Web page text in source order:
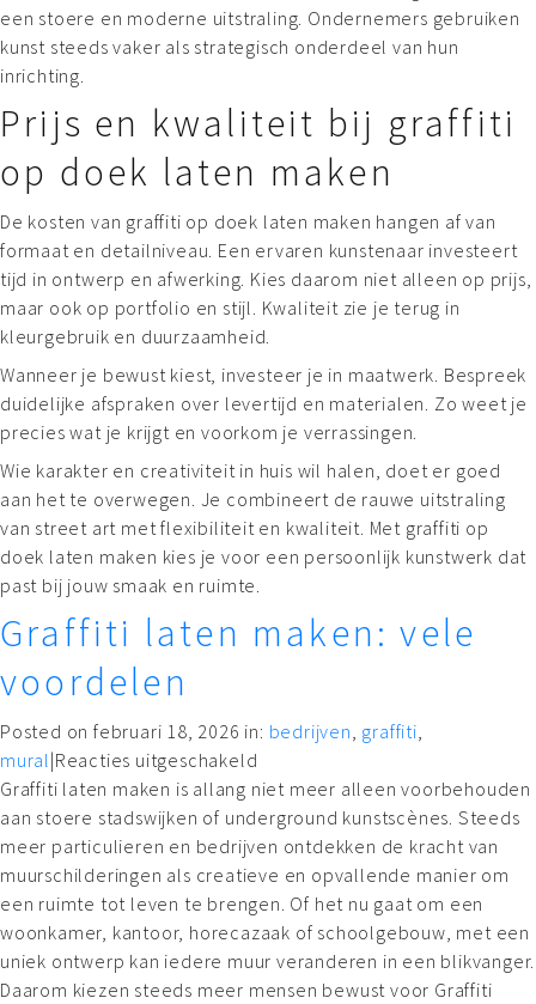
een stoere en moderne uitstraling. Ondernemers gebruiken
kunst steeds vaker als strategisch onderdeel van hun
inrichting.
Prijs en kwaliteit bij graffiti
op doek laten maken
De kosten van graffiti op doek laten maken hangen af van
formaat en detailniveau. Een ervaren kunstenaar investeert
tijd in ontwerp en afwerking. Kies daarom niet alleen op prijs,
maar ook op portfolio en stijl. Kwaliteit zie je terug in
kleurgebruik en duurzaamheid.
Wanneer je bewust kiest, investeer je in maatwerk. Bespreek
duidelijke afspraken over levertijd en materialen. Zo weet je
precies wat je krijgt en voorkom je verrassingen.
Wie karakter en creativiteit in huis wil halen, doet er goed
aan het te overwegen. Je combineert de rauwe uitstraling
van street art met flexibiliteit en kwaliteit. Met graffiti op
doek laten maken kies je voor een persoonlijk kunstwerk dat
past bij jouw smaak en ruimte.
Graffiti laten maken: vele
voordelen
Posted on februari 18, 2026 in: bedrijven graffiti
mural |Reacties uitgeschakeld
Graffiti laten maken is allang niet meer alleen voorbehouden
aan stoere stadswijken of underground kunstscènes. Steeds
meer particulieren en bedrijven ontdekken de kracht van
muurschilderingen als creatieve en opvallende manier om
een ruimte tot leven te brengen. Of het nu gaat om een
woonkamer, kantoor, horecazaak of schoolgebouw, met een
uniek ontwerp kan iedere muur veranderen in een blikvanger.
Daarom kiezen steeds meer mensen bewust voor Graffiti